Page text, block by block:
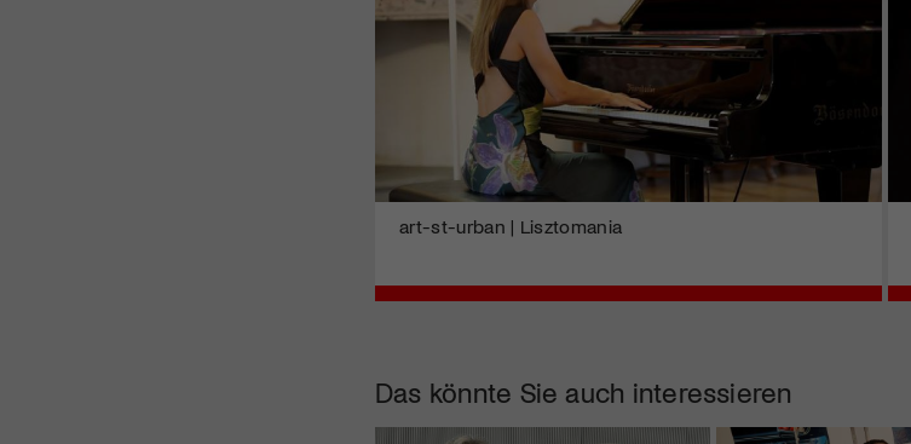
art-st-urban | Lisztomania
Das könnte Sie auch interessieren